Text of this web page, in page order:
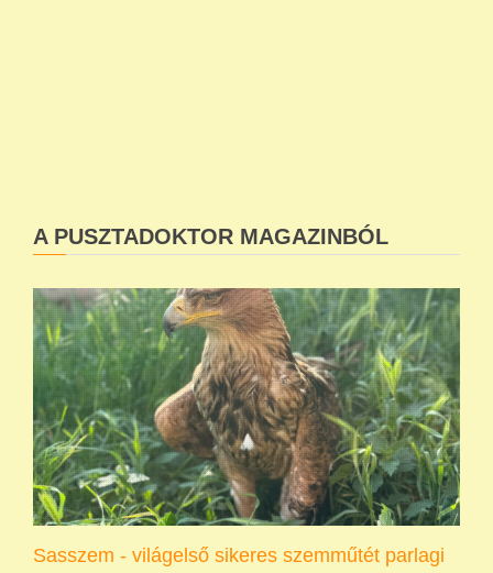
A PUSZTADOKTOR MAGAZINBÓL
Sasszem - világelső sikeres szemműtét parlagi